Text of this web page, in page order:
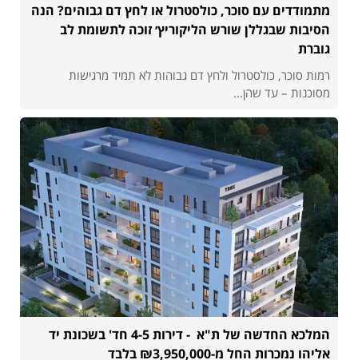
מתמודדים עם סוכר, כולסטרול או לחץ דם גבוהים? הנה
הסיבות שבגללן שורש הליקוריץ׳ זוכה לתשומת לב
גוברת
רמות סוכר, כולסטרול ולחץ דם גבוהות לא תמיד מרגישות
מסוכנות – עד שהן...
המלכא החדשה של ת"א - דירות 4-5 חד' בשכונת יד
אליהו נמכרות החל מ-₪3,950,000 בלבד